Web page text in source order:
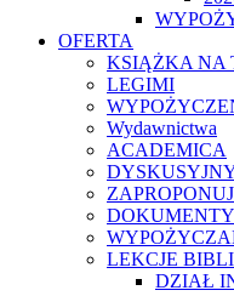
OFERTA
KSIĄŻKA NA
LEGIMI
Wydawnictwa
ACADEMICA
LEKCJE
DZIAŁ